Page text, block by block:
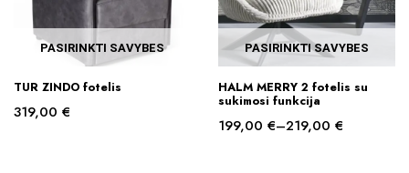
on
the
product
page
PASIRINKTI SAVYBES
product
has
TUR ZINDO fotelis
319,00 €
PASIRINKTI SAVYBES
product
has
HALM MERRY 2 fotelis su
sukimosi funkcija
199,00 €–219,00 €